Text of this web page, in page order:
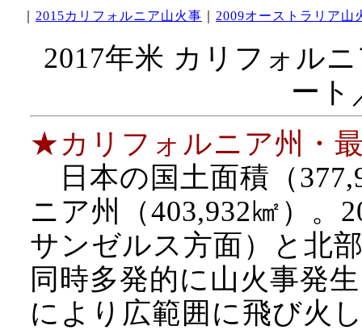
2015カリフォルニア山火事 2009オーストラリア山
2017年米 カリフォル
ート
★カリフォルニア州・
日本の国土面積（
ニア州（403,932㎢）。
サンゼルス方面）と北
同時多発的に山火事発
により広範囲に飛び火